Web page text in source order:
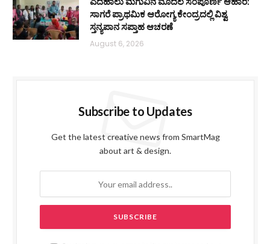
ಸಾಗರೆ ಪ್ರಾಥಮಿಕ ಆರೋಗ್ಯ ಕೇಂದ್ರದಲ್ಲಿ ವಿಶ್ವ
ಸ್ತನ್ಯಪಾನ ಸಪ್ತಾಹ ಆಚರಣೆ
August 6, 2026
Subscribe to Updates
Get the latest creative news from SmartMag
about art & design.